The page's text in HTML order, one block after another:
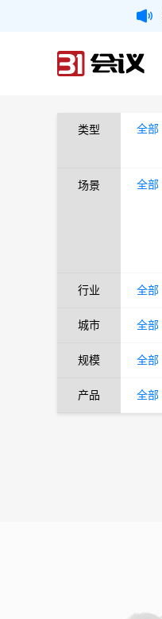
类型 全部
场景 全部
行业 全部
城市 全部
规模 全部
产品 全部